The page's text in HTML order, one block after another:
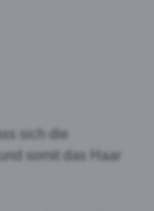
sich die
somit das Haar